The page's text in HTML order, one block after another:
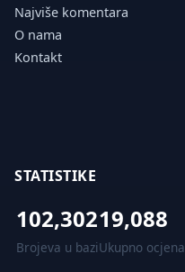
Najviše komentara
O nama
Kontakt
STATISTIKE
102,302
Brojeva u bazi
19,088
Ukupno ocjena